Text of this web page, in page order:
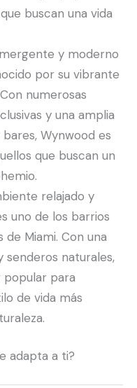
buscan una vida
y moderno
por su vibrante
numerosas
y una amplia
Wynwood es
que buscan un
relajado y
uno de los barrios
Miami. Con una
senderos naturales,
popular para
de vida más
adapta a ti?